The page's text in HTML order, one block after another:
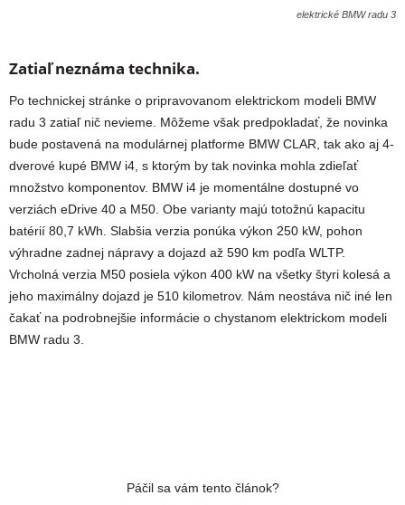
elektrické BMW radu 3
Zatiaľ neznáma technika.
Po technickej stránke o pripravovanom elektrickom modeli BMW
radu 3 zatiaľ nič nevieme. Môžeme však predpokladať, že novinka
bude postavená na modulárnej platforme BMW CLAR, tak ako aj 4-
dverové kupé BMW i4, s ktorým by tak novinka mohla zdieľať
množstvo komponentov. BMW i4 je momentálne dostupné vo
verziách eDrive 40 a M50. Obe varianty majú totožnú kapacitu
batérií 80,7 kWh. Slabšia verzia ponúka výkon 250 kW, pohon
výhradne zadnej nápravy a dojazd až 590 km podľa WLTP.
Vrcholná verzia M50 posiela výkon 400 kW na všetky štyri kolesá a
jeho maximálny dojazd je 510 kilometrov. Nám neostáva nič iné len
čakať na podrobnejšie informácie o chystanom elektrickom modeli
BMW radu 3.
Páčil sa vám tento článok?